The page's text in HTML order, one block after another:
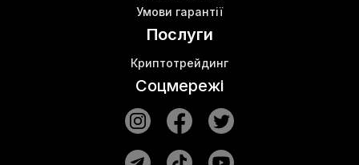
Умови гарантії
Послуги
Криптотрейдинг
Соцмережі